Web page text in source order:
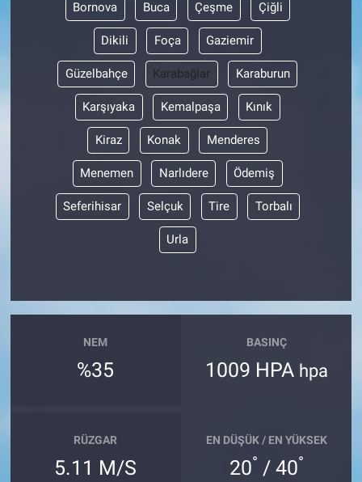
Bornova Buca Çeşme Çiğli
Dikili Foça Gaziemir
Güzelbahçe Karabağlar Karaburun
Karşıyaka Kemalpaşa Kınık
Kiraz Konak Menderes
Menemen Narlıdere Ödemiş
Seferihisar Selçuk Tire Torbalı
Urla
NEM
%35
BASINÇ
1009 HPA hpa
RÜZGAR
5.11 M/S
EN DÜŞÜK / EN YÜKSEK
20° / 40°